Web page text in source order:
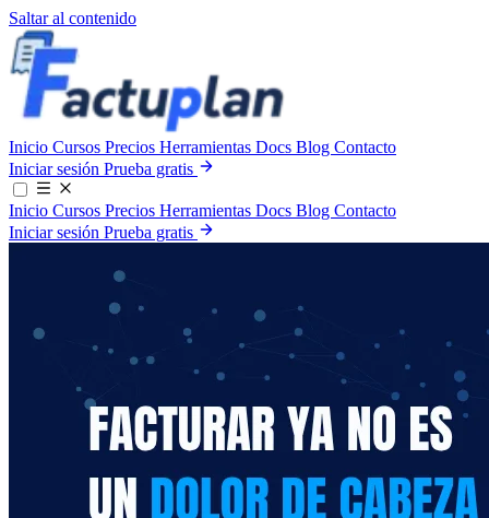
Saltar al contenido
Inicio Cursos Precios Herramientas Docs Blog Contacto
Iniciar sesión Prueba gratis
Inicio Cursos Precios Herramientas Docs Blog Contacto
Iniciar sesión Prueba gratis